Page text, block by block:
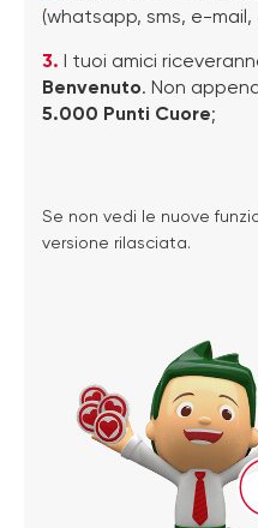
(whatsapp, sms, e-mail,
3. I tuoi amici
Benvenuto. Non
5.000 Punti Cuore;
Se non vedi le nuove
versione rilasciata.